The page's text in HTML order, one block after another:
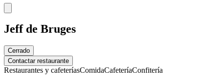
Jeff de Bruges
Cerrado
Contactar restaurante
Restaurantes y cafeteríasComidaCafeteríaConfitería